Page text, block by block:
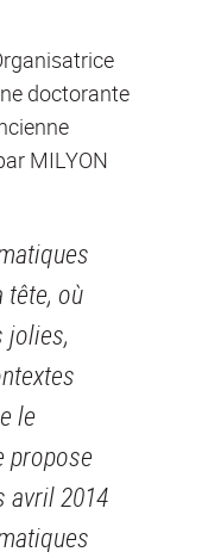
doctorante
MILYON
tête, où
jolies,
le
propose
avril 2014